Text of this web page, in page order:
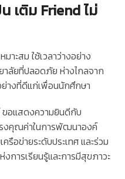
เติม Friend ไม่
าะสม ใช้เวลาว่างอย่าง
ลัยที่ปลอดภัย ห่างไกลจาก
างที่ดีแก่เพื่อนนักศึกษา
อแสดงความยินดีกับ
งคุณค่าในการพัฒนาองค์
อข่ายระดับประเทศ และร่วม
การเรียนรู้และการมีสุขภาวะ